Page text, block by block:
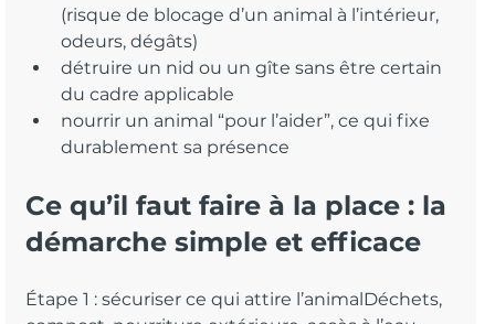
(risque de blocage d’un animal à l’intérieur,
odeurs, dégâts)
détruire un nid ou un gîte sans être certain
du cadre applicable
nourrir un animal “pour l’aider”, ce qui fixe
durablement sa présence
Ce qu’il faut faire à la place : la
démarche simple et efficace
Étape 1 : sécuriser ce qui attire l’animalDéchets,